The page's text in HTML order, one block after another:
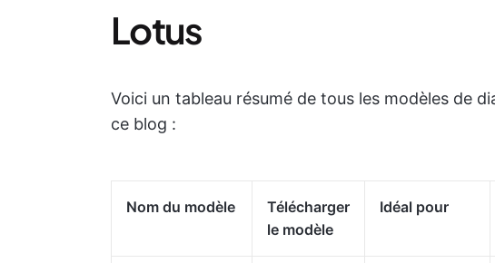
Lotus
Voici un tableau résumé de tous les modèles de
ce blog :
Nom du modèle
Télécharger
le modèle
Idéal pour